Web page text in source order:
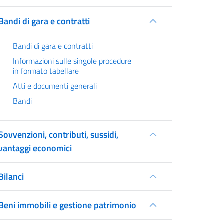
di gara e contratti
Bandi di gara e contratti
Informazioni sulle singole procedure
in formato tabellare
Atti e documenti generali
Bandi
contributi, sussidi,
economici
immobili e gestione patrimonio